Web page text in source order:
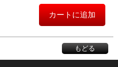
カートに追加
もどる